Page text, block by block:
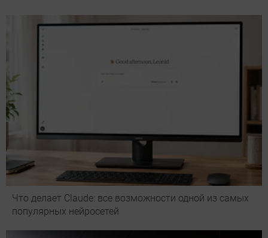
Что делает Сlaude: все возможности одной из самых
популярных нейросетей